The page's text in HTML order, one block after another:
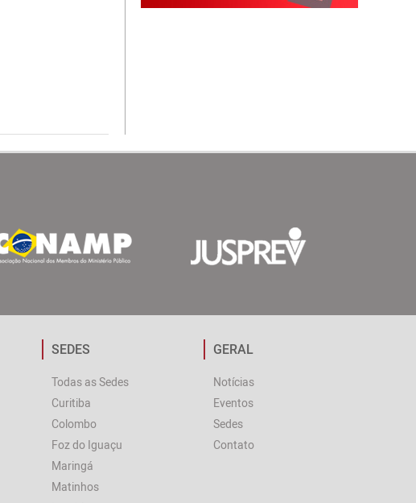
SEDES
Todas as Sedes
Curitiba
Colombo
Foz do Iguaçu
Maringá
Matinhos
GERAL
Notícias
Eventos
Sedes
Contato